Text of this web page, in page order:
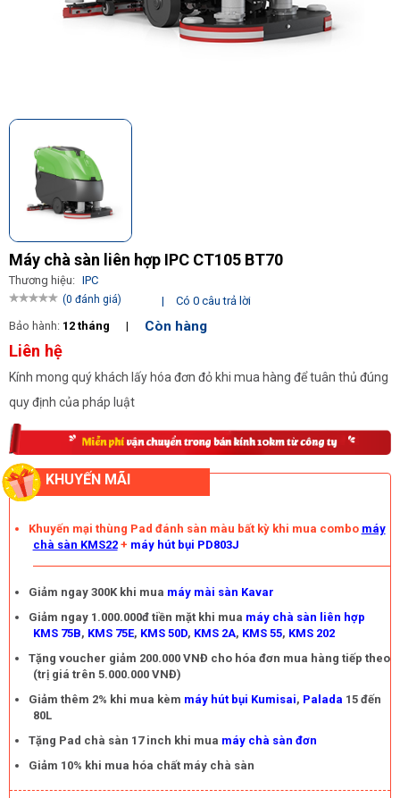
Máy chà sàn liên hợp IPC CT105 BT70
Thương hiệu: IPC
(0 đánh giá) |
Có 0 câu trả lời
Bảo hành: 12 tháng | Còn hàng
Liên hệ
Kính mong quý khách lấy hóa đơn đỏ khi mua hàng để tuân thủ đúng
quy định của pháp luật
KHUYẾN MÃI
Khuyến mại thùng Pad đánh sàn màu bất kỳ khi mua combo máy
chà sàn KMS22+ máy hút bụi PD803J
Giảm ngay 300K khi mua máy mài sàn Kavar
Giảm ngay 1.000.000đ tiền mặt khi mua máy chà sàn liên hợp
KMS 75B, KMS 75E, KMS 50D, KMS 2A, KMS 55, KMS 202
Tặng voucher giảm 200.000 VNĐ cho hóa đơn mua hàng tiếp theo
(trị giá trên 5.000.000 VNĐ)
Giảm thêm 2% khi mua kèm máy hút bụi Kumisai, Palada 15 đến
80L
Tặng Pad chà sàn 17 inch khi mua máy chà sàn đơn
Giảm 10% khi mua hóa chất máy chà sàn